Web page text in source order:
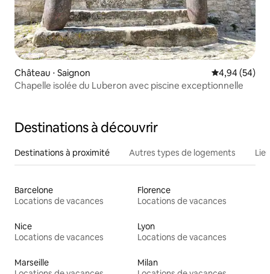
Château ⋅ Saignon Évaluation
4,94 (54)
Chapelle isolée du Luberon avec piscine exceptionnelle
Destinations à découvrir
Destinations à proximité Autres types de logements
Barcelone
Locations de vacances
Florence
Locations de vacances
Nice
Locations de vacances
Lyon
Locations de vacances
Marseille
Milan